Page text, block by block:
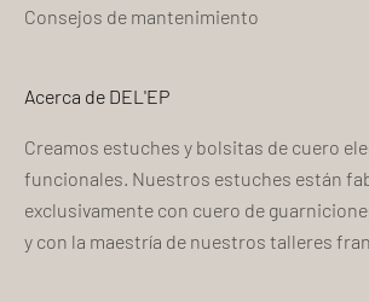
Consejos de mantenimiento
Acerca de DEL'EP
Creamos estuches y bolsitas de cuero
funcionales. Nuestros estuches están
exclusivamente con cuero de
y con la maestría de nuestros talleres